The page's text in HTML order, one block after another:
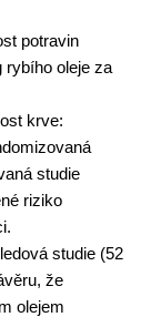
potravin
rybího oleje za
krve:
studie
riziko
studie (52
že
olejem